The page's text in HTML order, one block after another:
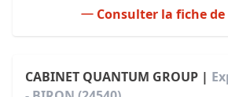
Consulter la fiche
CABINET QUANTUM GROUP |